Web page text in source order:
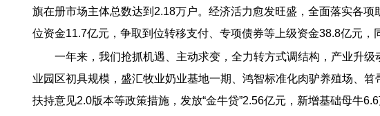
旗在册市场主体总数达到2.18万户。经济活力愈发旺盛，全面落实各
位资金11.7亿元，争取到位转移支付、专项债券等上级资金38.8亿元
一年来，我们抢抓机遇、主动求变，全力转方式调结构，产业升
业园区初具规模，盛汇牧业奶业基地一期、鸿智标准化肉驴养殖场、
扶持意见2.0版本等政策措施，发放“金牛贷”2.56亿元，新增基础母牛